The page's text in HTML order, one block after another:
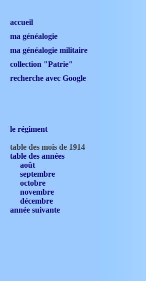
accueil
ma généalogie
ma généalogie militaire
collection "Patrie"
recherche avec Google
le régiment
table des mois de 1914
table des années
août
septembre
octobre
novembre
décembre
année suivante